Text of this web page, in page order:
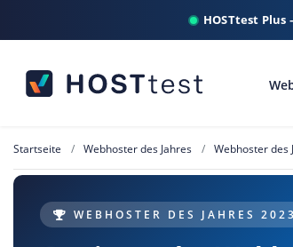
HOSTtest
Startseite Webhoster des Jahres Webhoster des
WEBHOSTER DES JAHRES 2023